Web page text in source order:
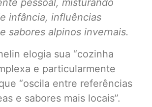
pessoal, misturando
infância, influências
sabores alpinos invernais.
elogia sua “cozinha
e particularmente
“oscila entre referências
e sabores mais locais”.